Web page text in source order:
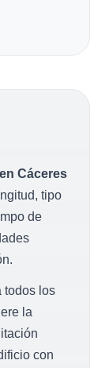
Cáceres
tipo
de
todos los
la
con